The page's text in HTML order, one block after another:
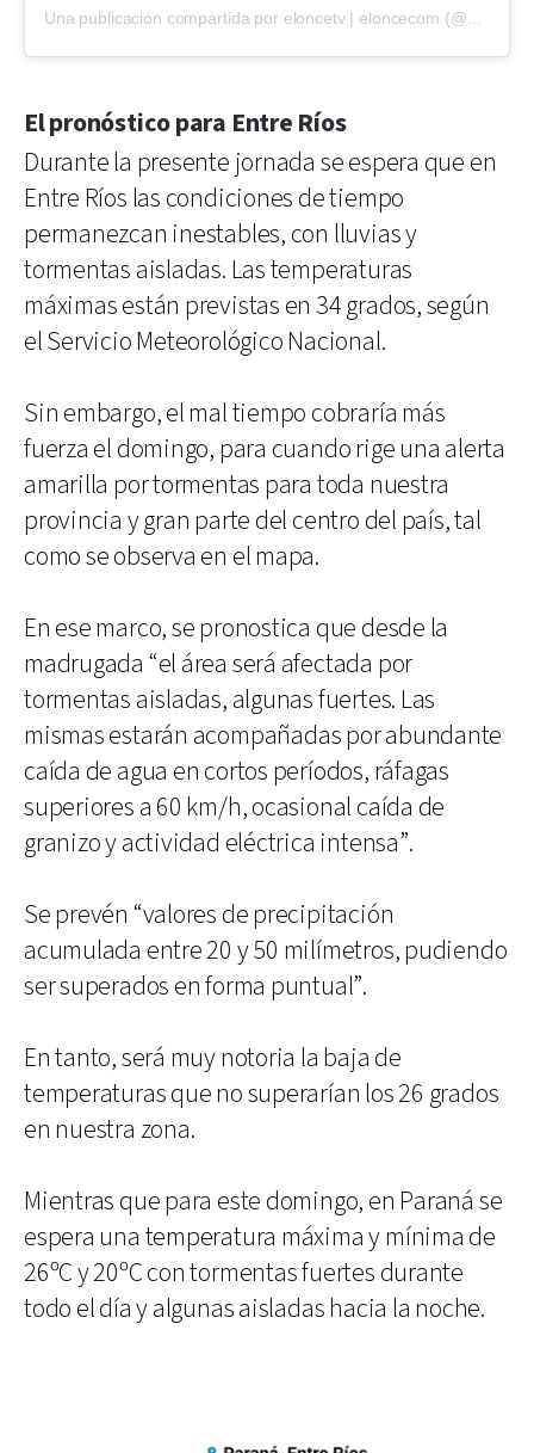
El pronóstico para Entre Ríos
Durante la presente jornada se espera que en
Entre Ríos las condiciones de tiempo
permanezcan inestables, con lluvias y
tormentas aisladas. Las temperaturas
máximas están previstas en 34 grados, según
el Servicio Meteorológico Nacional.
Sin embargo, el mal tiempo cobraría más
fuerza el domingo, para cuando rige una alerta
amarilla por tormentas para toda nuestra
provincia y gran parte del centro del país, tal
como se observa en el mapa.
En ese marco, se pronostica que desde la
madrugada “el área será afectada por
tormentas aisladas, algunas fuertes. Las
mismas estarán acompañadas por abundante
caída de agua en cortos períodos, ráfagas
superiores a 60 km/h, ocasional caída de
granizo y actividad eléctrica intensa”.
Se prevén “valores de precipitación
acumulada entre 20 y 50 milímetros, pudiendo
ser superados en forma puntual”.
En tanto, será muy notoria la baja de
temperaturas que no superarían los 26 grados
en nuestra zona.
Mientras que para este domingo, en Paraná se
espera una temperatura máxima y mínima de
26ºC y 20ºC con tormentas fuertes durante
todo el día y algunas aisladas hacia la noche.